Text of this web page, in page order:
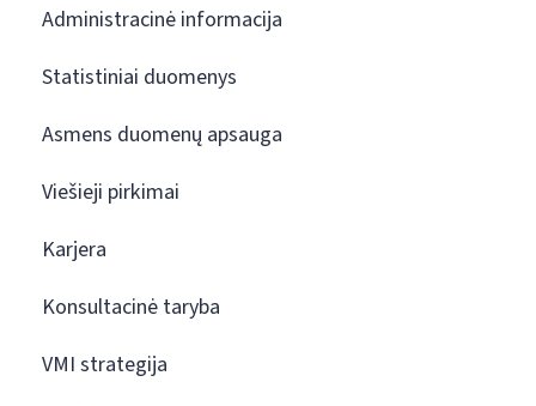
Administracinė informacija
Statistiniai duomenys
Asmens duomenų apsauga
Viešieji pirkimai
Karjera
Konsultacinė taryba
VMI strategija